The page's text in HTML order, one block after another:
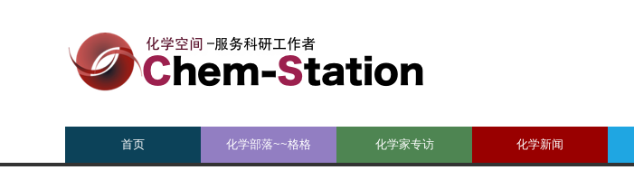
首页 化学部落~~格格 化学家专访 化学新闻